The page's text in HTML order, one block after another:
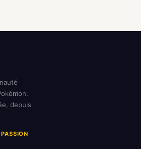
depuis